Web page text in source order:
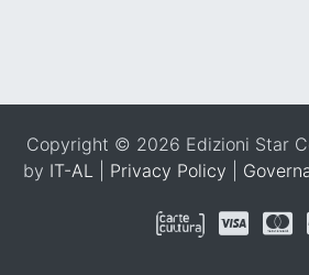
Copyright © 2026 Edizioni Star
by IT-AL Privacy Policy